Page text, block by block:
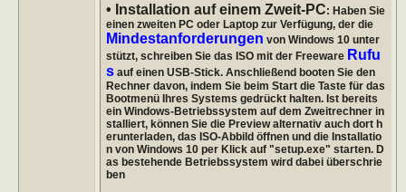
• Installation auf einem Zweit-PC: Haben Sie
einen zweiten PC oder Laptop zur Verfügung, der die
Mindestanforderungen von Windows 10 unter
stützt, schreiben Sie das ISO mit der Freeware Rufu
sauf einen USB-Stick. Anschließend booten Sie den
Rechner davon, indem Sie beim Start die Taste für das
Bootmenü Ihres Systems gedrückt halten. Ist bereits
ein Windows-Betriebssystem auf dem Zweitrechner in
stalliert, können Sie die Preview alternativ auch dort h
erunterladen, das ISO-Abbild öffnen und die Installatio
n von Windows 10 per Klick auf "setup.exe" starten. D
as bestehende Betriebssystem wird dabei überschrie
ben